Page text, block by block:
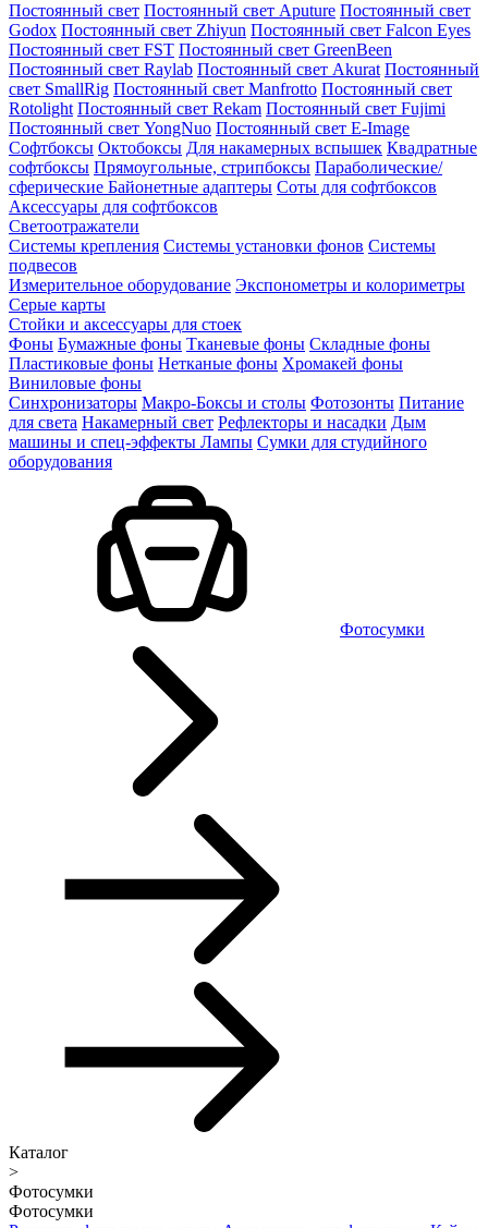
Постоянный свет Постоянный свет Aputure Постоянный свет
Godox Постоянный свет Zhiyun Постоянный свет Falcon Eyes
Постоянный свет FST Постоянный свет GreenBeen
Постоянный свет Raylab Постоянный свет Akurat Постоянный
свет SmallRig Постоянный свет Manfrotto Постоянный свет
Rotolight Постоянный свет Rekam Постоянный свет Fujimi
Постоянный свет YongNuo Постоянный свет E-Image
Софтбоксы Октобоксы Для накамерных вспышек Квадратные
софтбоксы Прямоугольные, стрипбоксы Параболические/
сферические Байонетныe адаптеры Соты для софтбоксов
Аксессуары для софтбоксов
Светоотражатели
Системы крепления Системы установки фонов Системы
подвесов
Измерительное оборудование Экспонометры и колориметры
Серые карты
Стойки и аксессуары для стоек
Фоны Бумажные фоны Тканевые фоны Складные фоны
Пластиковые фоны Нетканые фоны Хромакей фоны
Виниловые фоны
Синхронизаторы Макро-Боксы и столы Фотозонты Питание
для света Накамерный свет Рефлекторы и насадки Дым
машины и спец-эффекты Лампы Сумки для студийного
оборудования
Фотосумки
Каталог
>
Фотосумки
Фотосумки